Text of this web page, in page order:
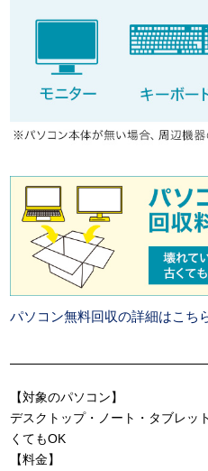
パソコン無料回収の詳細はこち
【対象のパソコン】
デスクトップ・ノート・タブレ
くてもOK
【料金】